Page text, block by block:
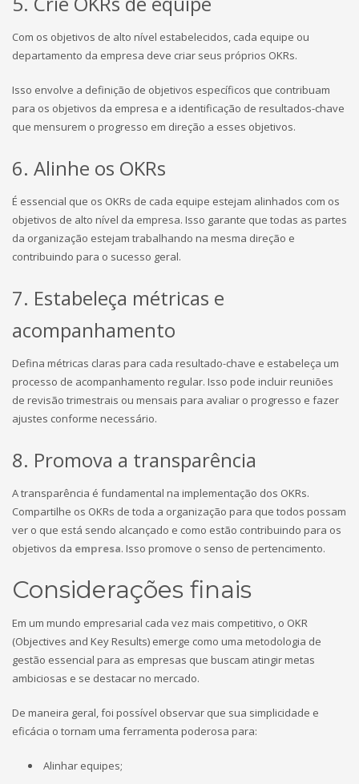
Com os objetivos de alto nível estabelecidos, cada equipe ou
departamento da empresa deve criar seus próprios OKRs.
Isso envolve a definição de objetivos específicos que contribuam
para os objetivos da empresa e a identificação de resultados-chave
que mensurem o progresso em direção a esses objetivos.
6. Alinhe os OKRs
É essencial que os OKRs de cada equipe estejam alinhados com os
objetivos de alto nível da empresa. Isso garante que todas as partes
da organização estejam trabalhando na mesma direção e
contribuindo para o sucesso geral.
7. Estabeleça métricas e
acompanhamento
Defina métricas claras para cada resultado-chave e estabeleça um
processo de acompanhamento regular. Isso pode incluir reuniões
de revisão trimestrais ou mensais para avaliar o progresso e fazer
ajustes conforme necessário.
8. Promova a transparência
A transparência é fundamental na implementação dos OKRs.
Compartilhe os OKRs de toda a organização para que todos possam
ver o que está sendo alcançado e como estão contribuindo para os
objetivos da empresa. Isso promove o senso de pertencimento.
Considerações finais
Em um mundo empresarial cada vez mais competitivo, o OKR
(Objectives and Key Results) emerge como uma metodologia de
gestão essencial para as empresas que buscam atingir metas
ambiciosas e se destacar no mercado.
De maneira geral, foi possível observar que sua simplicidade e
eficácia o tornam uma ferramenta poderosa para:
Alinhar equipes;